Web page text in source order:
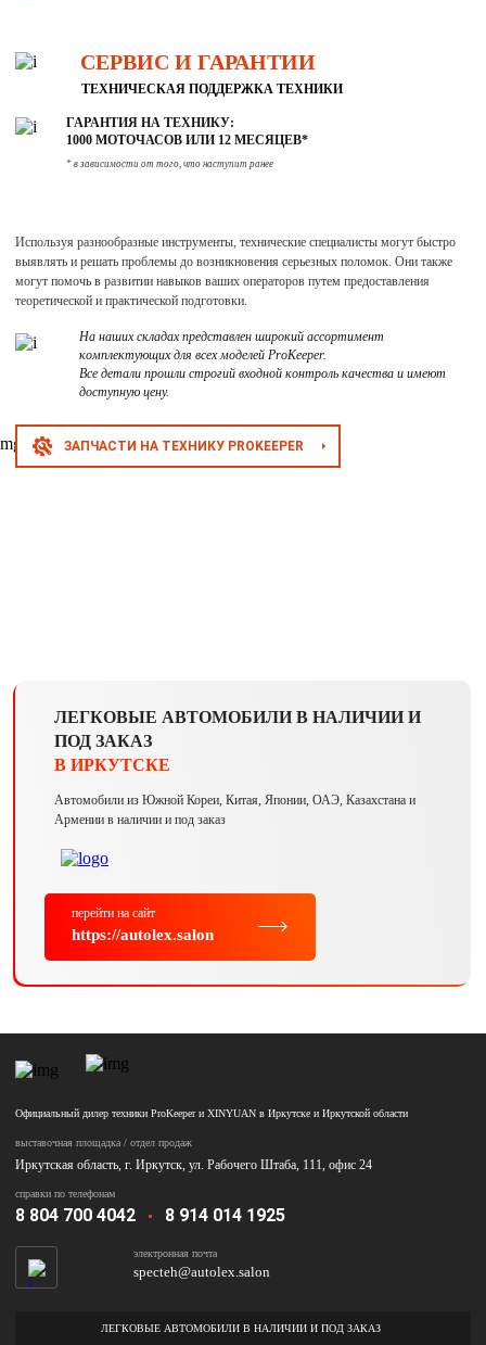
СЕРВИС И ГАРАНТИИ
ТЕХНИЧЕСКАЯ ПОДДЕРЖКА ТЕХНИКИ
ГАРАНТИЯ НА ТЕХНИКУ:
1000 МОТОЧАСОВ ИЛИ 12 МЕСЯЦЕВ*
* в зависимости от того, что наступит ранее
Используя разнообразные инструменты, технические специалисты могут быстро
выявлять и решать проблемы до возникновения серьезных поломок. Они также
могут помочь в развитии навыков ваших операторов путем предоставления
теоретической и практической подготовки.
На наших складах представлен широкий ассортимент
комплектующих для всех моделей ProKeeper.
Все детали прошли строгий входной контроль качества и имеют
доступную цену.
ЗАПЧАСТИ НА ТЕХНИКУ PROKEEPER
ЛЕГКОВЫЕ АВТОМОБИЛИ В НАЛИЧИИ И
ПОД ЗАКАЗ
В ИРКУТСКЕ
Автомобили из Южной Кореи, Китая, Японии, ОАЭ, Казахстана и
Армении в наличии и под заказ
перейти на сайт
https://autolex.salon
Официальный дилер техники ProKeeper и XINYUAN в Иркутске и Иркутской области
выставочная площадка / отдел продаж
Иркутская область, г. Иркутск, ул. Рабочего Штаба, 111, офис 24
справки по телефонам
8 804 700 4042 8 914 014 1925
электронная почта
specteh@autolex.salon
ЛЕГКОВЫЕ АВТОМОБИЛИ В НАЛИЧИИ И ПОД ЗАКАЗ